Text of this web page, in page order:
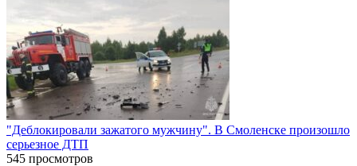
"Деблокировали зажатого мужчину". В Смоленске произошло
серьезное ДТП
545 просмотров